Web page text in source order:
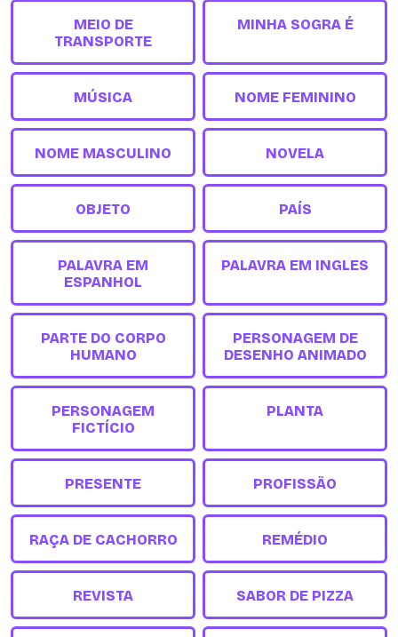
MEIO DE
TRANSPORTE
MINHA SOGRA É
MÚSICA NOME FEMININO
NOME MASCULINO NOVELA
OBJETO PAÍS
PALAVRA EM
ESPANHOL
PALAVRA EM INGLES
PARTE DO CORPO
HUMANO
PERSONAGEM DE
DESENHO ANIMADO
PERSONAGEM
FICTÍCIO
PLANTA
PRESENTE PROFISSÃO
RAÇA DE CACHORRO REMÉDIO
REVISTA SABOR DE PIZZA